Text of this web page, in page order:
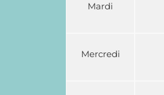
Mardi
Mercredi